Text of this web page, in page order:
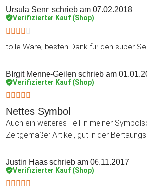
Ursula Senn schrieb am 07.02.2018
Verifizierter Kauf (Shop)
tolle Ware, besten Dank für den super
BIrgit Menne-Geilen schrieb am
Verifizierter Kauf (Shop)
Nettes Symbol
Auch ein weiteres Teil in meiner
Zeitgemäßer Artikel, gut in der
Justin Haas schrieb am 06.11.2017
Verifizierter Kauf (Shop)